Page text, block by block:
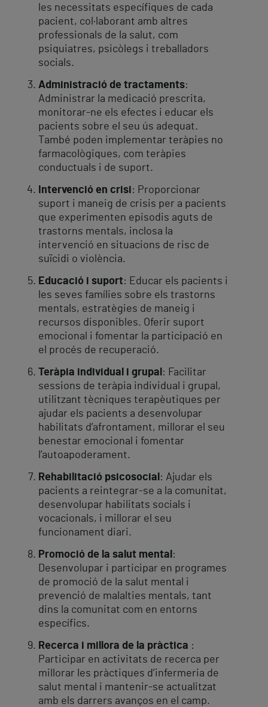
les necessitats específiques de cada
pacient, col·laborant amb altres
professionals de la salut, com
psiquiatres, psicòlegs i treballadors
socials.
Administració de tractaments:
Administrar la medicació prescrita,
monitorar-ne els efectes i educar els
pacients sobre el seu ús adequat.
També poden implementar teràpies no
farmacològiques, com teràpies
conductuals i de suport.
Intervenció en crisi : Proporcionar
suport i maneig de crisis per a pacients
que experimenten episodis aguts de
trastorns mentals, inclosa la
intervenció en situacions de risc de
suïcidi o violència.
Educació i suport: Educar els pacients i
les seves famílies sobre els trastorns
mentals, estratègies de maneig i
recursos disponibles. Oferir suport
emocional i fomentar la participació en
el procés de recuperació.
Teràpia individual i grupal : Facilitar
sessions de teràpia individual i grupal,
utilitzant tècniques terapèutiques per
ajudar els pacients a desenvolupar
habilitats d’afrontament, millorar el seu
benestar emocional i fomentar
l’autoapoderament.
Rehabilitació psicosocial : Ajudar els
pacients a reintegrar-se a la comunitat,
desenvolupar habilitats socials i
vocacionals, i millorar el seu
funcionament diari.
Promoció de la salut mental :
Desenvolupar i participar en programes
de promoció de la salut mental i
prevenció de malalties mentals, tant
dins la comunitat com en entorns
específics.
Recerca i millora de la pràctica :
Participar en activitats de recerca per
millorar les pràctiques d’infermeria de
salut mental i mantenir-se actualitzat
amb els darrers avanços en el camp.